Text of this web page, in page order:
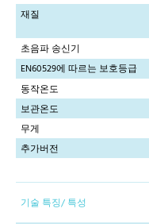
재질
초음파 송신기
EN60529에 따르는 보호등급
동작온도
보관온도
무게
추가버전
기술 특징/ 특성